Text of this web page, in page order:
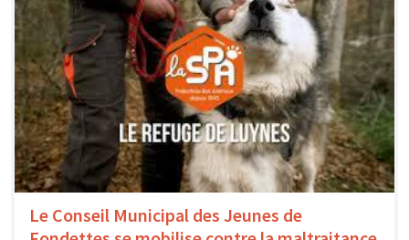
Le Conseil Municipal des Jeunes de